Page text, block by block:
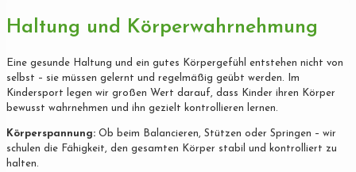
Haltung und Körperwahrnehmung
Eine gesunde Haltung und ein gutes Körpergefühl entstehen nicht von
selbst – sie müssen gelernt und regelmäßig geübt werden. Im
Kindersport legen wir großen Wert darauf, dass Kinder ihren Körper
bewusst wahrnehmen und ihn gezielt kontrollieren lernen.
Körperspannung: Ob beim Balancieren, Stützen oder Springen – wir
schulen die Fähigkeit, den gesamten Körper stabil und kontrolliert zu
halten.